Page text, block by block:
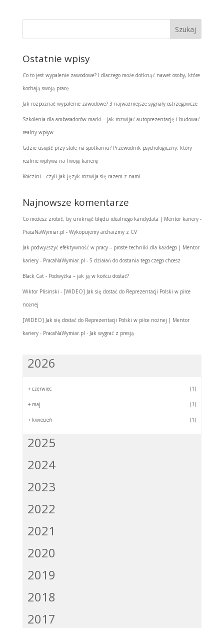
Ostatnie wpisy
Co to jest wypalenie zawodowe? I dlaczego może dotknąć nawet osoby, które
kochają swoją pracę
Jak rozpoznać wypalenie zawodowe? 3 najważniejsze sygnały ostrzegawcze
Szkolenia dla ambasadorów marki – jak rozwijać autoprezentację i budować
realny wpływ
Gdzie usiąść przy stole na spotkaniu? Przewodnik psychologiczny, który
realnie wpływa na Twoją karierę
Kołczini – czyli jak język rozwija się razem z nami
Najnowsze komentarze
Co możesz zrobić, by uniknąć błędu idealnego kandydata | Mentor kariery -
PracaNaWymiar.pl - Wykopujemy archaizmy z CV
Jak podwyższyć efektywność w pracy – proste techniki dla każdego | Mentor
kariery - PracaNaWymiar.pl - 5 działań do dostania tego czego chcesz
Black Cat- Podwyżka – jak ją w końcu dostać?
Wiktor Plisinski - [WIDEO] Jak się dostać do Reprezentacji Polski w piłce
nożnej
[WIDEO] Jak się dostać do Reprezentacji Polski w piłce nożnej | Mentor
kariery - PracaNaWymiar.pl - Jak wygrać z presją
2026
+ czerwiec (1)
+ maj (1)
+ kwiecień (1)
2025
2024
2023
2022
2021
2020
2019
2018
2017